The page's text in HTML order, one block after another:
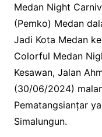
Medan Night
(Pemko) Medan
Jadi Kota Medan
Colorful Medan
Kesawan, Jalan
(30/06/2024)
Pematangsianțar
Simalungun.